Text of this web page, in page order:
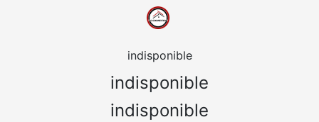
indisponible
indisponible
indisponible